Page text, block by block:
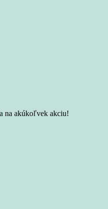
na akúkoľvek akciu!